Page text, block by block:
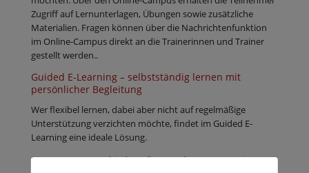
Zugriff auf Lernunterlagen, Übungen sowie zusätzliche
Materialien. Fragen können über die Nachrichtenfunktion
im Online-Campus direkt an die Trainerinnen und Trainer
gestellt werden..
Guided E-Learning – selbstständig lernen mit
persönlicher Begleitung
Wer flexibel lernen, dabei aber nicht auf regelmäßige
Unterstützung verzichten möchte, findet im Guided E-
Learning eine ideale Lösung.
Dieses Konzept verbindet selbstständiges Lernen mit